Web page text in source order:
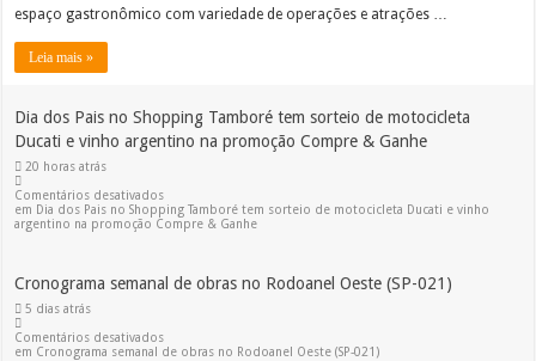
espaço gastronômico com variedade de operações e atrações …
Leia mais »
Dia dos Pais no Shopping Tamboré tem sorteio de motocicleta
Ducati e vinho argentino na promoção Compre & Ganhe
20 horas atrás
Comentários desativados
em Dia dos Pais no Shopping Tamboré tem sorteio de motocicleta Ducati e vinho
argentino na promoção Compre & Ganhe
Cronograma semanal de obras no Rodoanel Oeste (SP-021)
5 dias atrás
Comentários desativados
em Cronograma semanal de obras no Rodoanel Oeste (SP-021)